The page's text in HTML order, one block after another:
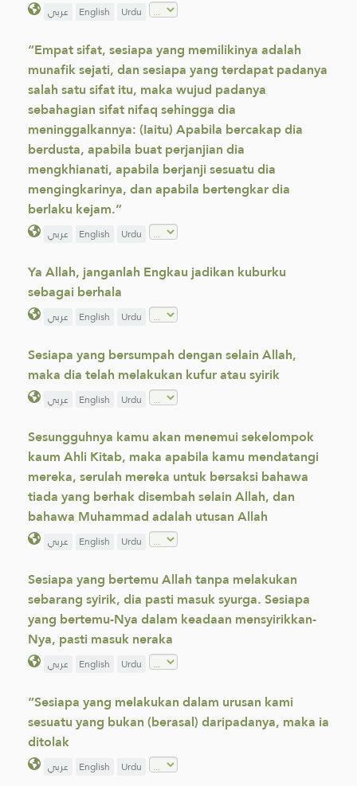
عربي English Urdu
“Empat sifat, sesiapa yang memilikinya adalah
munafik sejati, dan sesiapa yang terdapat padanya
salah satu sifat itu, maka wujud padanya
sebahagian sifat nifaq sehingga dia
meninggalkannya: (Iaitu) Apabila bercakap dia
berdusta, apabila buat perjanjian dia
mengkhianati, apabila berjanji sesuatu dia
mengingkarinya, dan apabila bertengkar dia
berlaku kejam.”
عربي English Urdu
Ya Allah, janganlah Engkau jadikan kuburku
sebagai berhala
عربي English Urdu
Sesiapa yang bersumpah dengan selain Allah,
maka dia telah melakukan kufur atau syirik
عربي English Urdu
Sesungguhnya kamu akan menemui sekelompok
kaum Ahli Kitab, maka apabila kamu mendatangi
mereka, serulah mereka untuk bersaksi bahawa
tiada yang berhak disembah selain Allah, dan
bahawa Muhammad adalah utusan Allah
عربي English Urdu
Sesiapa yang bertemu Allah tanpa melakukan
sebarang syirik, dia pasti masuk syurga. Sesiapa
yang bertemu-Nya dalam keadaan mensyirikkan-
Nya, pasti masuk neraka
عربي English Urdu
“Sesiapa yang melakukan dalam urusan kami
sesuatu yang bukan (berasal) daripadanya, maka ia
ditolak
عربي English Urdu